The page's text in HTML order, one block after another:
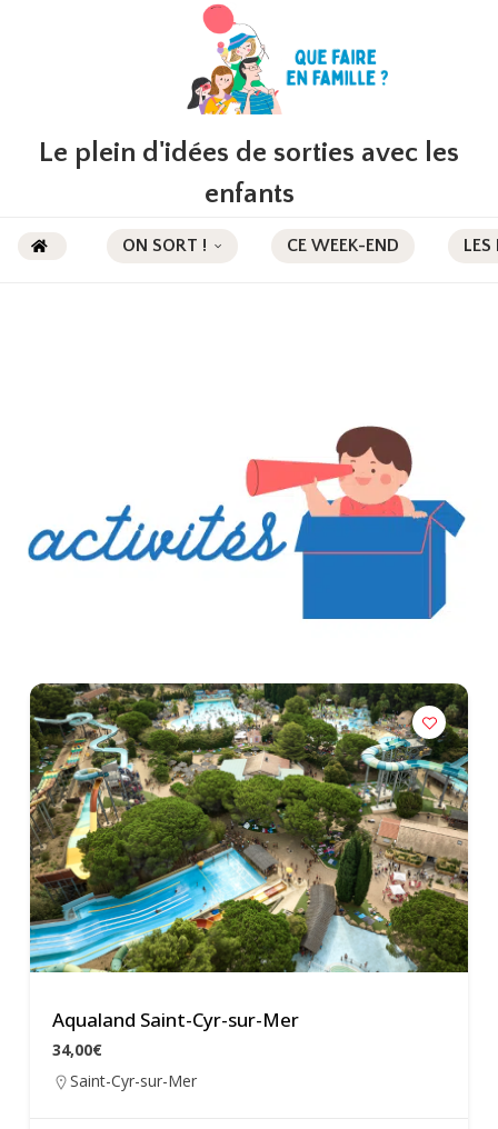
Le plein d'idées de sorties avec les
enfants
ON SORT ! CE WEEK-END LES
Aqualand Saint-Cyr-sur-Mer
34,00€
Saint-Cyr-sur-Mer